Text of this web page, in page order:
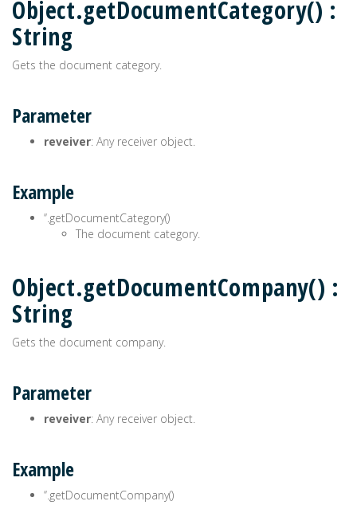
Object.getDocumentCategory() :
String
Gets the document category.
Parameter
reveiver: Any receiver object.
Example
’‘.getDocumentCategory()
The document category.
Object.getDocumentCompany() :
String
Gets the document company.
Parameter
reveiver: Any receiver object.
Example
’‘.getDocumentCompany()